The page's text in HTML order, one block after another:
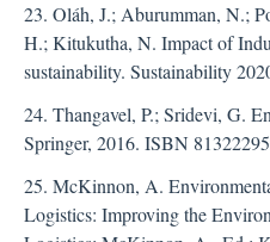
23. Oláh, J.; Aburumman, N.;
H.; Kitukutha, N. Impact of
sustainability. Sustainability
24. Thangavel, P.; Sridevi, G.
Springer, 2016. ISBN
25. McKinnon, A.
Logistics: Improving the